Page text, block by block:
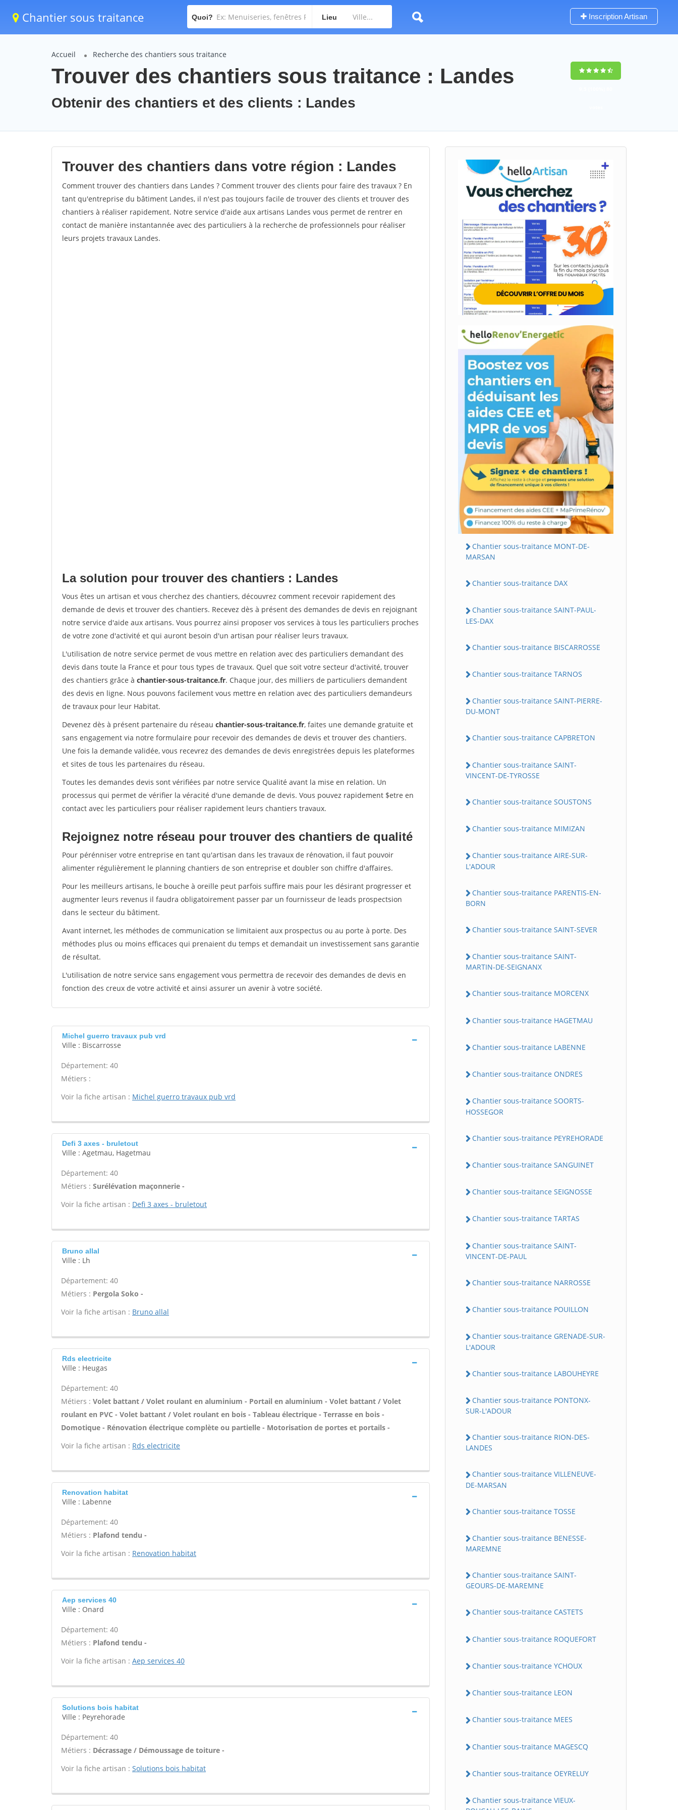
Chantier sous traitance Quoi? Lieu Inscription Artisan
Accueil Recherche des chantiers sous traitance
Trouver des chantiers sous traitance : Landes
Obtenir des chantiers et des clients : Landes
Trouver des chantiers dans votre région : Landes
Comment trouver des chantiers dans Landes ? Comment trouver des clients pour faire des travaux ? En
tant qu'entreprise du bâtiment Landes, il n'est pas toujours facile de trouver des clients et trouver des
chantiers à réaliser rapidement. Notre service d'aide aux artisans Landes vous permet de rentrer en
contact de manière instantannée avec des particuliers à la recherche de professionnels pour réaliser
leurs projets travaux Landes.
La solution pour trouver des chantiers : Landes
Vous êtes un artisan et vous cherchez des chantiers, découvrez comment recevoir rapidement des
demande de devis et trouver des chantiers. Recevez dès à présent des demandes de devis en rejoignant
notre service d'aide aux artisans. Vous pourrez ainsi proposer vos services à tous les particuliers proches
de votre zone d'activité et qui auront besoin d'un artisan pour réaliser leurs travaux.
L'utilisation de notre service permet de vous mettre en relation avec des particuliers demandant des
devis dans toute la France et pour tous types de travaux. Quel que soit votre secteur d'activité, trouver
des chantiers grâce à chantier-sous-traitance.fr. Chaque jour, des milliers de particuliers demandent
des devis en ligne. Nous pouvons facilement vous mettre en relation avec des particuliers demandeurs
de travaux pour leur Habitat.
Devenez dès à présent partenaire du réseau chantier-sous-traitance.fr, faites une demande gratuite et
sans engagement via notre formulaire pour recevoir des demandes de devis et trouver des chantiers.
Une fois la demande validée, vous recevrez des demandes de devis enregistrées depuis les plateformes
et sites de tous les partenaires du réseau.
Toutes les demandes devis sont vérifiées par notre service Qualité avant la mise en relation. Un
processus qui permet de vérifier la véracité d'une demande de devis. Vous pouvez rapidement $etre en
contact avec les particuliers pour réaliser rapidement leurs chantiers travaux.
Rejoignez notre réseau pour trouver des chantiers de qualité
Pour pérénniser votre entreprise en tant qu'artisan dans les travaux de rénovation, il faut pouvoir
alimenter régulièrement le planning chantiers de son entreprise et doubler son chiffre d'affaires.
Pour les meilleurs artisans, le bouche à oreille peut parfois suffire mais pour les désirant progresser et
augmenter leurs revenus il faudra obligatoirement passer par un fournisseur de leads prospectsion
dans le secteur du bâtiment.
Avant internet, les méthodes de communication se limitaient aux prospectus ou au porte à porte. Des
méthodes plus ou moins efficaces qui prenaient du temps et demandait un investissement sans garantie
de résultat.
L'utilisation de notre service sans engagement vous permettra de recevoir des demandes de devis en
fonction des creux de votre activité et ainsi assurer un avenir à votre société.
Michel guerro travaux pub vrd
Ville : Biscarrosse
Département: 40
Métiers :
Voir la fiche artisan : Michel guerro travaux pub vrd
Defi 3 axes - bruletout
Ville : Agetmau, Hagetmau
Département: 40
Métiers : Surélévation maçonnerie -
Voir la fiche artisan : Defi 3 axes - bruletout
Bruno allal
Ville : Lh
Département: 40
Métiers : Pergola Soko -
Voir la fiche artisan : Bruno allal
Rds electricite
Ville : Heugas
Département: 40
Métiers : Volet battant / Volet roulant en aluminium - Portail en aluminium - Volet battant / Volet
roulant en PVC - Volet battant / Volet roulant en bois - Tableau électrique - Terrasse en bois -
Domotique - Rénovation électrique complète ou partielle - Motorisation de portes et portails -
Voir la fiche artisan : Rds electricite
Renovation habitat
Ville : Labenne
Département: 40
Métiers : Plafond tendu -
Voir la fiche artisan : Renovation habitat
Aep services 40
Ville : Onard
Département: 40
Métiers : Plafond tendu -
Voir la fiche artisan : Aep services 40
Solutions bois habitat
Ville : Peyrehorade
Département: 40
Métiers : Décrassage / Démoussage de toiture -
Voir la fiche artisan : Solutions bois habitat
Chantier sous-traitance MONT-DE-
MARSAN
Chantier sous-traitance DAX
Chantier sous-traitance SAINT-PAUL-
LES-DAX
Chantier sous-traitance BISCARROSSE
Chantier sous-traitance TARNOS
Chantier sous-traitance SAINT-PIERRE-
DU-MONT
Chantier sous-traitance CAPBRETON
Chantier sous-traitance SAINT-
VINCENT-DE-TYROSSE
Chantier sous-traitance SOUSTONS
Chantier sous-traitance MIMIZAN
Chantier sous-traitance AIRE-SUR-
L'ADOUR
Chantier sous-traitance PARENTIS-EN-
BORN
Chantier sous-traitance SAINT-SEVER
Chantier sous-traitance SAINT-
MARTIN-DE-SEIGNANX
Chantier sous-traitance MORCENX
Chantier sous-traitance HAGETMAU
Chantier sous-traitance LABENNE
Chantier sous-traitance ONDRES
Chantier sous-traitance SOORTS-
HOSSEGOR
Chantier sous-traitance PEYREHORADE
Chantier sous-traitance SANGUINET
Chantier sous-traitance SEIGNOSSE
Chantier sous-traitance TARTAS
Chantier sous-traitance SAINT-
VINCENT-DE-PAUL
Chantier sous-traitance NARROSSE
Chantier sous-traitance POUILLON
Chantier sous-traitance GRENADE-SUR-
L'ADOUR
Chantier sous-traitance LABOUHEYRE
Chantier sous-traitance PONTONX-
SUR-L'ADOUR
Chantier sous-traitance RION-DES-
LANDES
Chantier sous-traitance VILLENEUVE-
DE-MARSAN
Chantier sous-traitance TOSSE
Chantier sous-traitance BENESSE-
MAREMNE
Chantier sous-traitance SAINT-
GEOURS-DE-MAREMNE
Chantier sous-traitance CASTETS
Chantier sous-traitance ROQUEFORT
Chantier sous-traitance YCHOUX
Chantier sous-traitance LEON
Chantier sous-traitance MEES
Chantier sous-traitance MAGESCQ
Chantier sous-traitance OEYRELUY
Chantier sous-traitance VIEUX-